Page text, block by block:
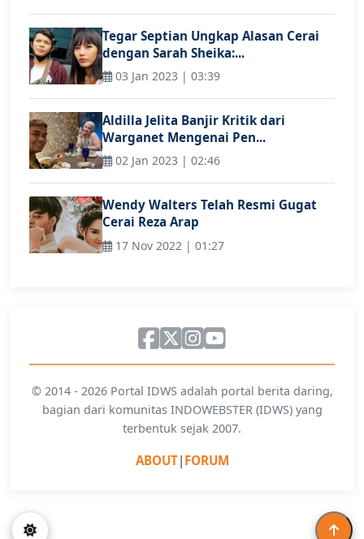
Tegar Septian Ungkap Alasan Cerai
dengan Sarah Sheika:...
03 Jan 2023 | 03:39
Aldilla Jelita Banjir Kritik dari
Warganet Mengenai Pen...
02 Jan 2023 | 02:46
Wendy Walters Telah Resmi Gugat
Cerai Reza Arap
17 Nov 2022 | 01:27
© 2014 - 2026 Portal IDWS adalah portal berita daring,
bagian dari komunitas INDOWEBSTER (IDWS) yang
terbentuk sejak 2007.
ABOUT| FORUM